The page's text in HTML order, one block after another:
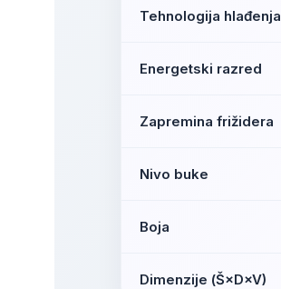
Tehnologija hlađenja
Energetski razred
Zapremina frižidera
Nivo buke
Boja
Dimenzije (Š×D×V)